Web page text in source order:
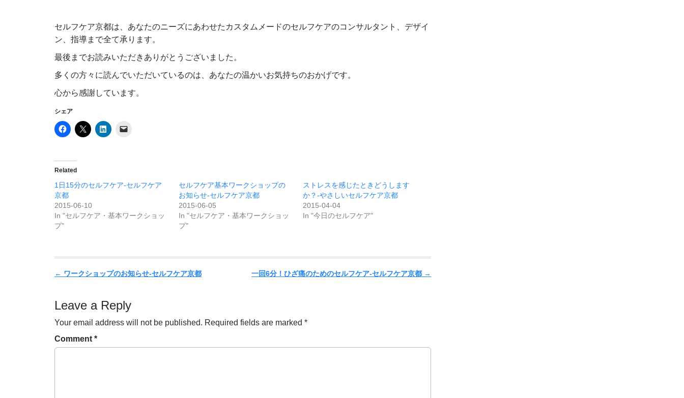
セルフケア京都は、あなたのニーズにあわせたカスタムメードのセルフケアのコンサルタント、デザイ
ン、指導まで全て承ります。
最後までお読みいただきありがとうございました。
多くの方々に読んでいただいているのは、あなたの温かいお気持ちのおかげです。
心から感謝しています。
シェア
Related
1日15分のセルフケア-セルフケア
京都
2015-06-10
In "セルフケア・基本ワークショッ
プ"
セルフケア基本ワークショップの
お知らせ-セルフケア京都
2015-06-05
In "セルフケア・基本ワークショッ
プ"
ストレスを感じたときどうします
か？-やさしいセルフケア京都
2015-04-04
In "今日のセルフケア"
P
s
n
a
← ワークショップのお知らせ-セルフケア京都 一回6分！ひざ痛のためのセルフケア-セルフケア京都 →
Leave a Reply
Your email address will not be published. Required fields are marked *
Comment *